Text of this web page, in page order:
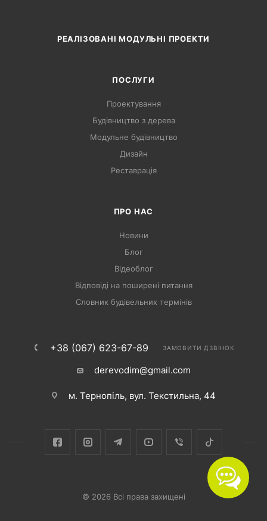
РЕАЛІЗОВАНІ МОДУЛЬНІ ПРОЕКТИ
ПОСЛУГИ
Проектування
Будівництво з дерева
Модульне будівництво
Дизайн
Реставрація
ПРО НАС
Новини
Блог
Відеоблог
Відповіді на поширені питання
Словник будівельних термінів
+38 (067) 623-67-89 ЗАМОВИТИ ДЗВІНОК
derevodim@gmail.com
м. Тернопіль, вул. Текстильна, 44
© 2026 Всі права захищені